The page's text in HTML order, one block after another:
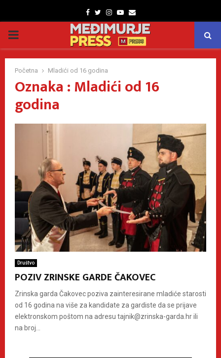
Facebook
TwitterInstagram
Youtube
Email
PRIMARY
MENU
Početna Mladići od 16 godina
Oznaka : Mladići od 16
godina
Društvo
POZIV ZRINSKE GARDE ČAKOVEC
Zrinska garda Čakovec poziva zainteresirane mladiće starosti
od 16 godina na više za kandidate za gardiste da se prijave
elektronskom poštom na adresu tajnik@zrinska-garda.hr ili
na broj...